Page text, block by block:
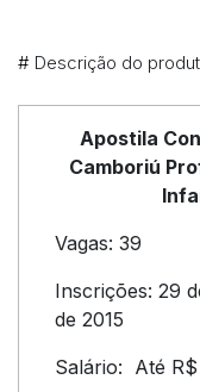
# Descrição do
Apostila
Camboriú
Vagas: 39
Inscrições: 29
de 2015
Salário: Até R$